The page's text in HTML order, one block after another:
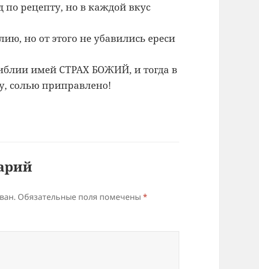
по рецепту, но в каждой вкус
но от этого не убавились ереси
имей СТРАХ БОЖИЙ, и тогда в
солью приправлено!
Обязательные поля помечены*